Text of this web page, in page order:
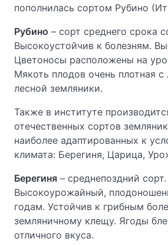
пополнилась сортом Рубино
Рубино – сорт среднего срока
Высокоустойчив к болезням.
Цветоносы расположены на
Мякоть плодов очень плотная
лесной земляники.
Также в институте
отечественных сортов
наиболее адаптированных к
климата: Берегиня, Царица,
Берегиня – среднепоздний сорт.
Высокоурожайный,
годам. Устойчив к грибным
земляничному клещу. Ягоды
отличного вкуса.